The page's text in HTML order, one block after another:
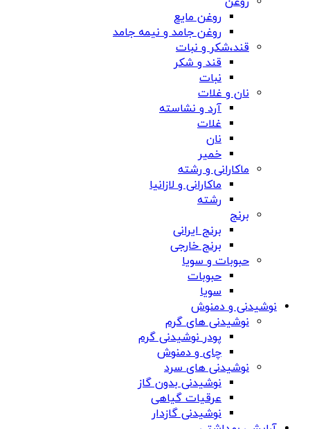
روغن مایع
روغن جامد و نیمه جامد
قند،شکر و نبات
قند و شکر
نبات
نان و غلات
آرد و نشاسته
غلات
نان
خمیر
ماکارانی و رشته
ماکارانی و لازانیا
رشته
برنج
برنج ایرانی
برنج خارجی
حبوبات و سویا
حبوبات
سویا
نوشیدنی و دمنوش
نوشیدنی های گرم
پودر نوشیدنی گرم
چای و دمنوش
نوشیدنی های سرد
نوشیدنی بدون گاز
عرقیات گیاهی
نوشیدنی گازدار